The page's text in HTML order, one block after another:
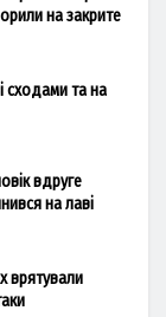
на закрите
сходами та на
вдруге
на лаві
врятували